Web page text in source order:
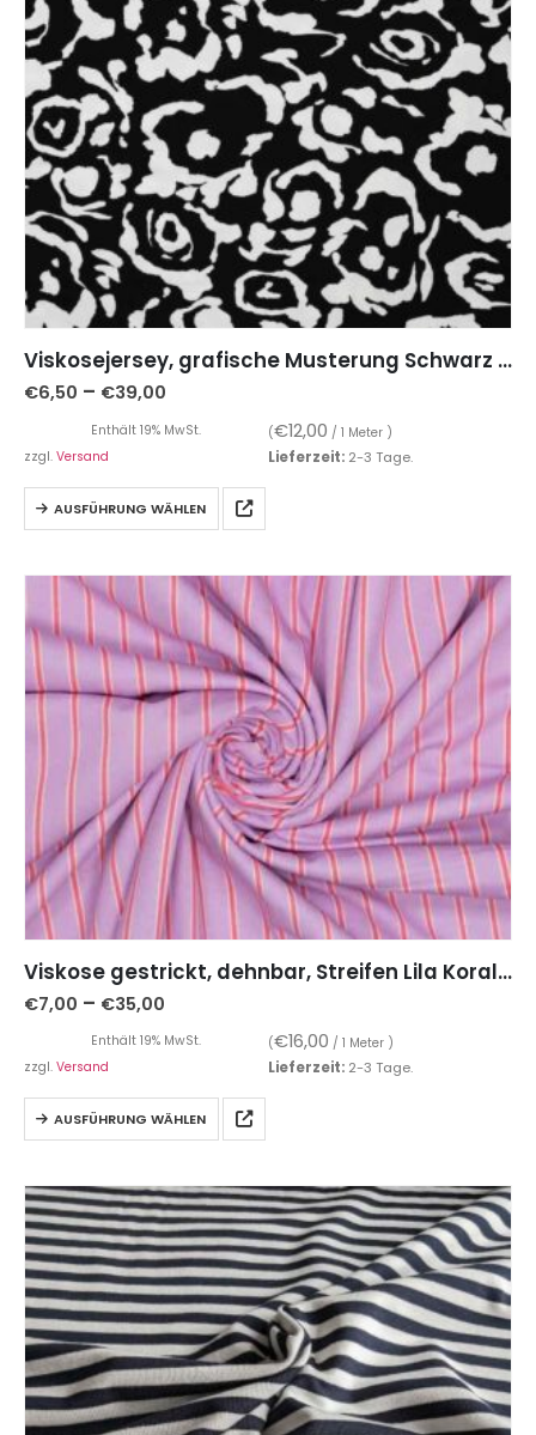
Viskosejersey, grafische Musterung Schwarz / Weiß
€6,50 – €39,00
Enthält 19% MwSt. (€12,00 / 1 Meter )
zzgl. Versand Lieferzeit: 2-3 Tage.
AUSFÜHRUNG WÄHLEN
Viskose gestrickt, dehnbar, Streifen Lila Koralle
€7,00 – €35,00
Enthält 19% MwSt. (€16,00 / 1 Meter )
zzgl. Versand Lieferzeit: 2-3 Tage.
AUSFÜHRUNG WÄHLEN